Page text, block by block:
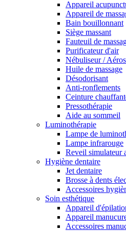
Appareil
Appareil de
Bain bouillonnant
Siège massant
Fauteuil de
Purificateur d'air
Nébuliseur /
Huile de massage
Désodorisant
Anti-ronflements
Ceinture
Pressothérapie
Aide au sommeil
Luminothérapie
Lampe de
Lampe infrarouge
Reveil simulateur
Hygiène dentaire
Jet dentaire
Brosse à dents
Accessoires
Soin esthétique
Appareil
Appareil
Accessoires